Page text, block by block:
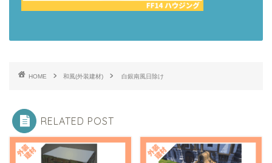
HOME 和風(外装建材) 白銀南風日除け
RELATED POST